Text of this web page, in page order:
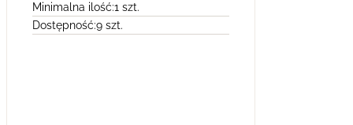
Minimalna ilość:1 szt.
Dostępność:9 szt.